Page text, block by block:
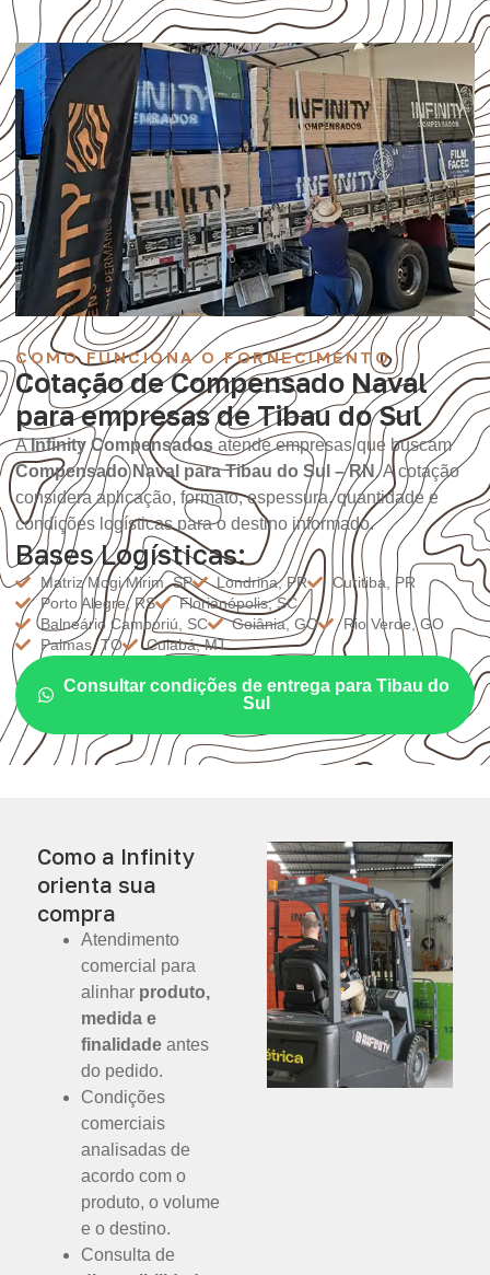
COMO FUNCIONA O FORNECIMENTO
Cotação de Compensado Naval
para empresas de Tibau do Sul
AInfinity Compensados atende empresas que buscam
Compensado Naval para Tibau do Sul – RN . A cotação
considera aplicação, formato, espessura, quantidade e
condições logísticas para o destino informado.
Bases Logísticas:
Matriz Mogi Mirim, SP Londrina, PR
Curitiba, PR
Porto Alegre, RS
Florianópolis, SC
Balneário Camboriú, SC
Goiânia, GO
Rio Verde, GO
Palmas, TO
Cuiabá, MT
Consultar condições de entrega para Tibau do
Sul
Como a Infinity
orienta sua
compra
Atendimento
comercial para
alinhar produto,
medida e
finalidade antes
do pedido.
Condições
comerciais
analisadas de
acordo com o
produto, o volume
e o destino.
Consulta de